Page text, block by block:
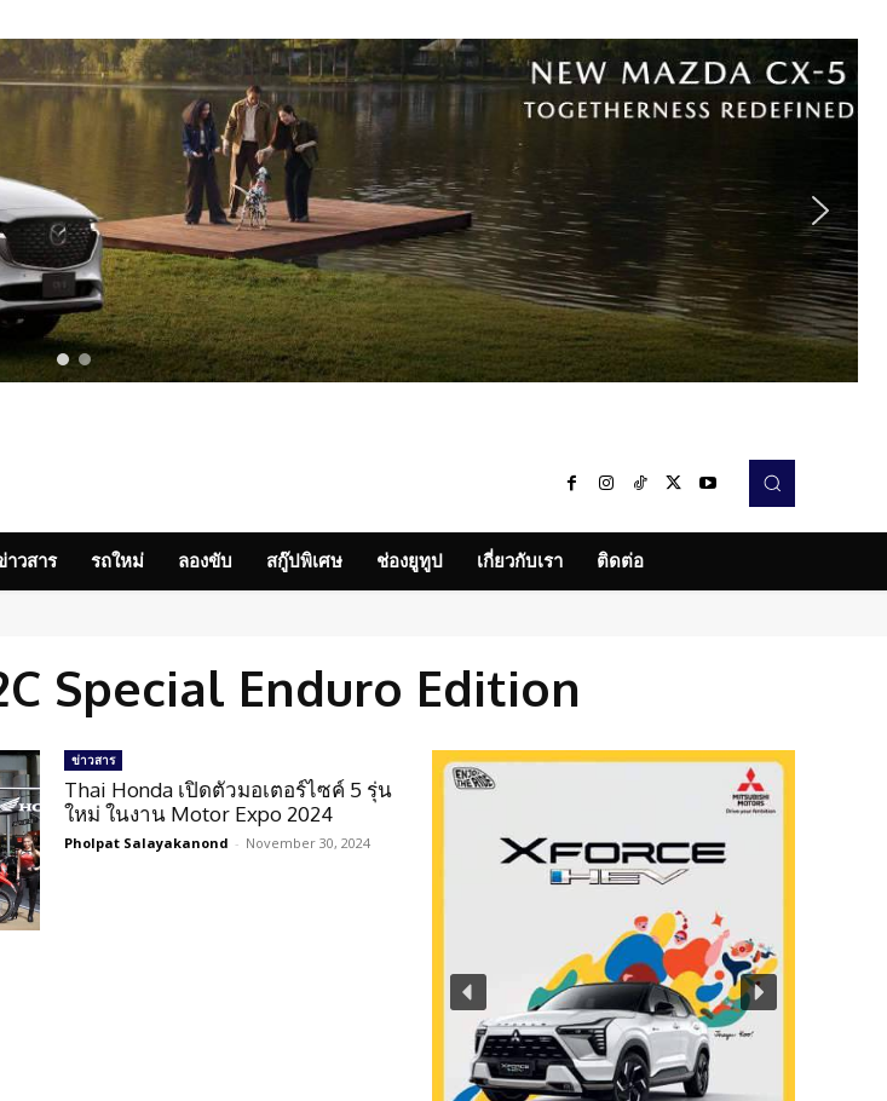
าวสาร รถใหม่ ลองขับ สกู๊ปพิเศษ ช่องยูทูป เกี่ยวกับเรา ติดต่อ
Special Enduro Edition
ข่าวสาร
Thai Honda เปิดตัวมอเตอร์ไซค์ 5 รุ่น
ใหม่ ในงาน Motor Expo 2024
Pholpat Salayakanond - November 30, 2024